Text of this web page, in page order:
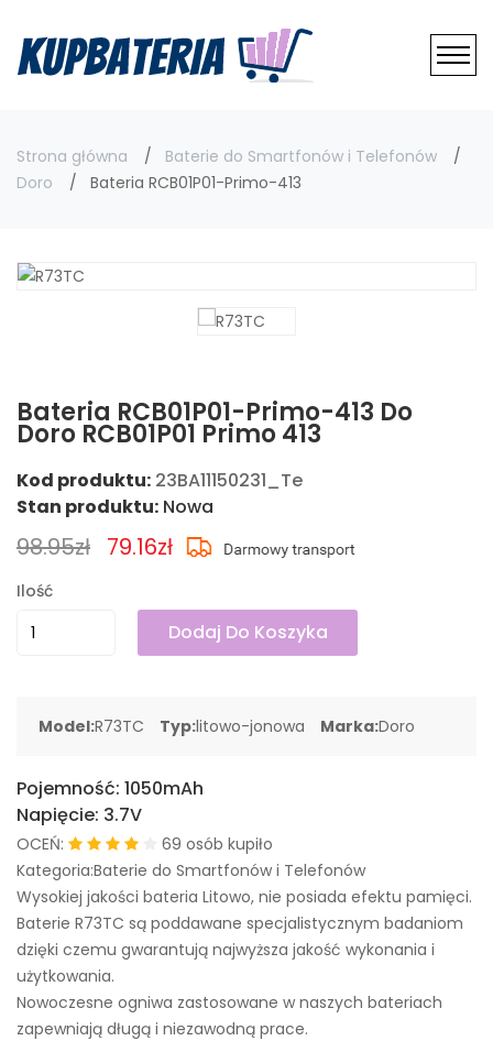
Strona główna
Baterie do Smartfonów i Telefonów
Doro
Bateria RCB01P01-Primo-413
Bateria RCB01P01-Primo-413 Do
Doro RCB01P01 Primo 413
Kod produktu: 23BA11150231_Te
Stan produktu: Nowa
98.95zł 79.16zł
Ilość
Dodaj Do Koszyka
Model:R73TC Typ:litowo-jonowa Marka:Doro
Pojemność: 1050mAh
Napięcie: 3.7V
OCEŃ:
69 osób kupiło
Kategoria:Baterie do Smartfonów i Telefonów
Wysokiej jakości bateria Litowo, nie posiada efektu pamięci.
Baterie R73TC są poddawane specjalistycznym badaniom
dzięki czemu gwarantują najwyższa jakość wykonania i
użytkowania.
Nowoczesne ogniwa zastosowane w naszych bateriach
zapewniają długą i niezawodną prace.